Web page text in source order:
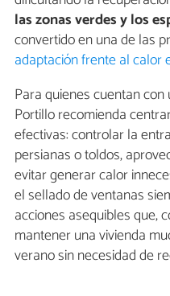
las zonas verdes y los
convertido en una de las
adaptación frente al calor
Para quienes cuentan
Portillo recomienda
efectivas: controlar la
persianas o toldos,
evitar generar calor
el sellado de ventanas
acciones asequibles que,
mantener una vivienda
verano sin necesidad de